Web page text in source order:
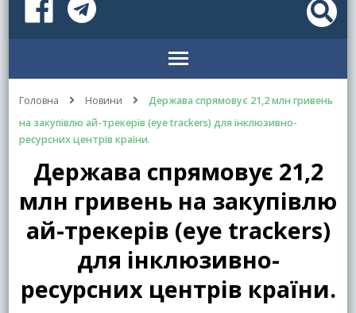
Головна Новини
Держава спрямовує 21,2 млн гривень
на закупівлю ай-трекерів (eye trackers) для інклюзивно-
ресурсних центрів країни.
Держава спрямовує 21,2
млн гривень на закупівлю
ай-трекерів (eye trackers)
для інклюзивно-
ресурсних центрів країни.